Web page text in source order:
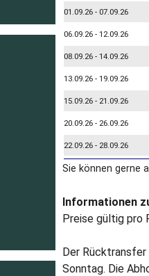
01.09.26 - 07.09.26
06.09.26 - 12.09.26
08.09.26 - 14.09.26
13.09.26 - 19.09.26
15.09.26 - 21.09.26
20.09.26 - 26.09.26
22.09.26 - 28.09.26
Sie können gerne
Informationen
Preise gültig pro
Der Rücktransfer
Sonntag. Die